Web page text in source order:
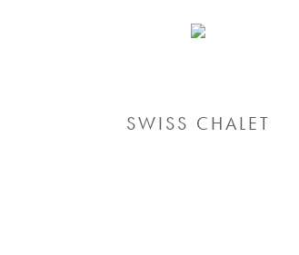
SWISS CHALET